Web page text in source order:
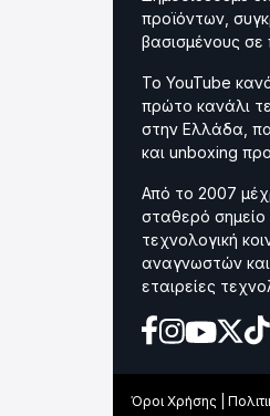
προϊόντων,
βασισμένους σε
Το YouTube
πρώτο κανάλι
στην Ελλάδα,
και unboxing
Από το 2007
σταθερό
τεχνολογική
αναγνωστών
εταιρείες
Όροι Χρήσης